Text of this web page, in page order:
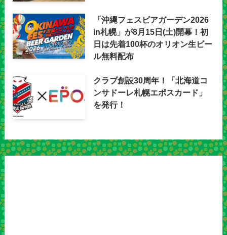
「沖縄フェスビアガーデン2026
in札幌」が8月15日(土)開幕！初
日は先着100杯のオリオン生ビー
ル無料配布
クラブ創設30周年！「北海道コ
ンサドーレ札幌エポスカード」
を発行！